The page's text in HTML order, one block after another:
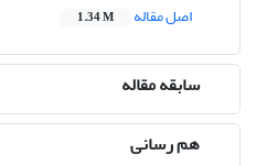
اصل مقاله
1.34 M
سابقه مقاله
هم رسانی